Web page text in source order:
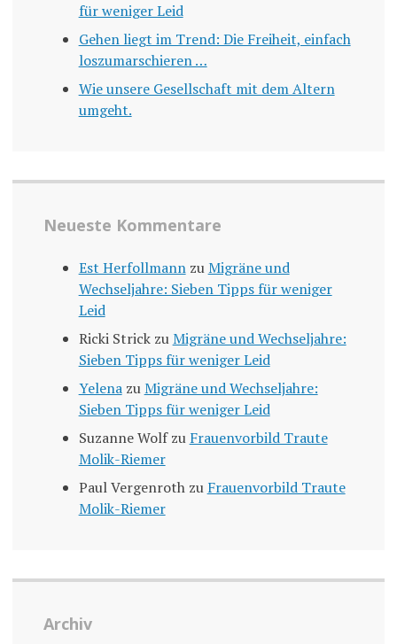
für weniger Leid
Gehen liegt im Trend: Die Freiheit, einfach
loszumarschieren …
Wie unsere Gesellschaft mit dem Altern
umgeht.
Neueste Kommentare
Est HerfollmannzuMigräne und
Wechseljahre: Sieben Tipps für weniger
Leid
Ricki StrickzuMigräne und Wechseljahre:
Sieben Tipps für weniger Leid
YelenazuMigräne und Wechseljahre:
Sieben Tipps für weniger Leid
Suzanne Wolfzu Frauenvorbild Traute
Molik-Riemer
Paul Vergenrothzu Frauenvorbild Traute
Molik-Riemer
Archiv